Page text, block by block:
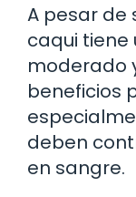
A pesar de
caqui tiene
moderado
beneficios
deben
en sangre.